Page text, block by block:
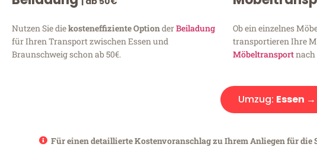
Nutzen Sie diekosteneffiziente OptionderBeiladung
für Ihren Transport zwischen Essen und
Braunschweig schon ab 50€.
Ob ein einzelnes
transportieren Ihre
Möbeltransportnach
Umzug: Essen
Für einen detaillierte Kostenvoranschlag zu Ihrem Anliegen für